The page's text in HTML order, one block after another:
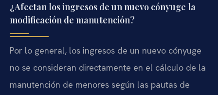
¿Afectan los ingresos de un nuevo cónyuge la
modificación de manutención?
Por lo general, los ingresos de un nuevo cónyuge
no se consideran directamente en el cálculo de la
manutención de menores según las pautas de